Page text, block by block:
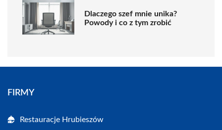
Dlaczego szef mnie unika?
Powody i co z tym zrobić
FIRMY
Restauracje Hrubieszów